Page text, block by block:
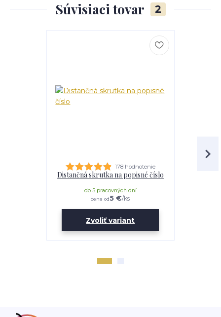
Súvisiaci tovar 2
178 hodnotenie
Distančná skrutka na popisné číslo
cena od5 €/ks
do 5 pracovných dní
Zvoliť variant